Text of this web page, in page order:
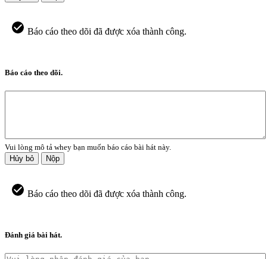
Báo cáo theo dõi đã được xóa thành công.
Báo cáo theo dõi.
Vui lòng mô tả whey bạn muốn báo cáo bài hát này.
Hủy bỏ
Nộp
Báo cáo theo dõi đã được xóa thành công.
Đánh giá bài hát.